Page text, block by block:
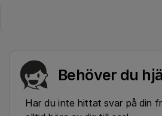
Behöver du
Har du inte hittat svar på din